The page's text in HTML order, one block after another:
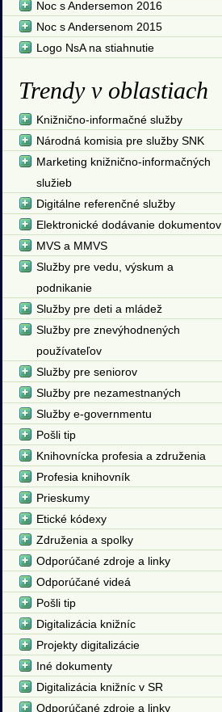
Noc s Andersemon 2016
Noc s Andersenom 2015
Logo NsA na stiahnutie
Trendy v oblastiach
Knižnično-informačné služby
Národná komisia pre služby SNK
Marketing knižnično-informačných
služieb
Digitálne referenčné služby
Elektronické dodávanie dokumentov
MVS a MMVS
Služby pre vedu, výskum a
podnikanie
Služby pre deti a mládež
Služby pre znevýhodnených
používateľov
Služby pre seniorov
Služby pre nezamestnaných
Služby e-governmentu
Pošli tip
Knihovnícka profesia a združenia
Profesia knihovník
Prieskumy
Etické kódexy
Združenia a spolky
Odporúčané zdroje a linky
Odporúčané videá
Pošli tip
Digitalizácia knižníc
Projekty digitalizácie
Iné dokumenty
Digitalizácia knižníc v SR
Odporúčané zdroje a linky